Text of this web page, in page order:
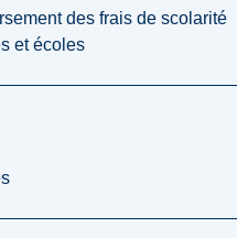
des frais de scolarité
et écoles